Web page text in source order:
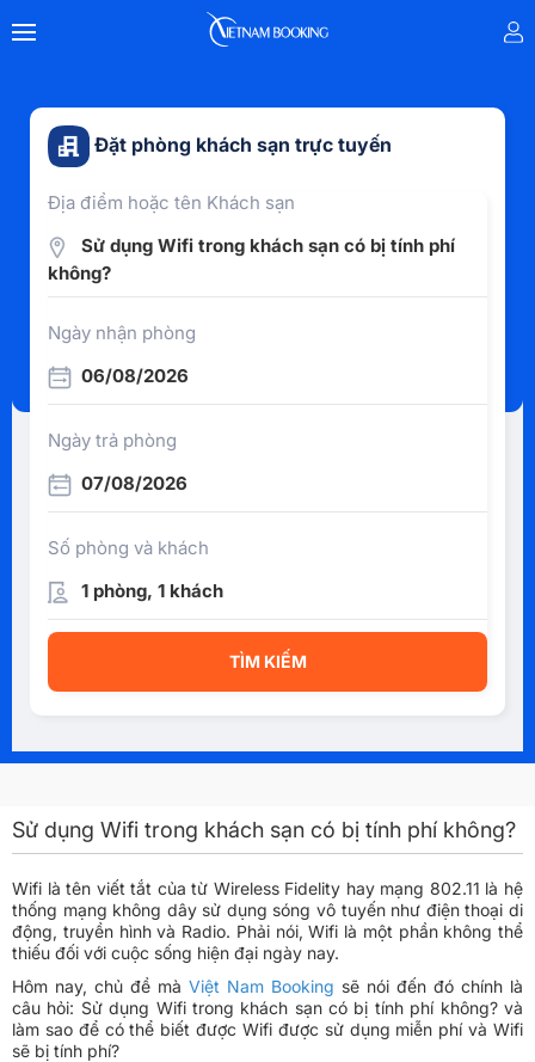
Đặt phòng khách sạn trực tuyến
Địa điểm hoặc tên Khách sạn
Sử dụng Wifi trong khách sạn có bị tính phí
không?
Ngày nhận phòng
06/08/2026
Ngày trả phòng
07/08/2026
Số phòng và khách
1 phòng, 1 khách
TÌM KIẾM
Sử dụng Wifi trong khách sạn có bị tính phí không?
Wifi là tên viết tắt của từ Wireless Fidelity hay mạng 802.11 là hệ
thống mạng không dây sử dụng sóng vô tuyến như điện thoại di
động, truyền hình và Radio. Phải nói, Wifi là một phần không thể
thiếu đối với cuộc sống hiện đại ngày nay.
Hôm nay, chủ đề mà Việt Nam Booking sẽ nói đến đó chính là
câu hỏi: Sử dụng Wifi trong khách sạn có bị tính phí không? và
làm sao để có thể biết được Wifi được sử dụng miễn phí và Wifi
sẽ bị tính phí?